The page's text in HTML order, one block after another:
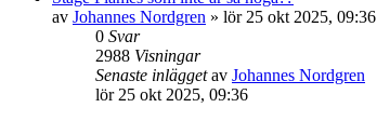
av Johannes Nordgren » lör 25 okt 2025, 09:36
0 Svar
2988 Visningar
Senaste inläggetav Johannes Nordgren
lör 25 okt 2025, 09:36